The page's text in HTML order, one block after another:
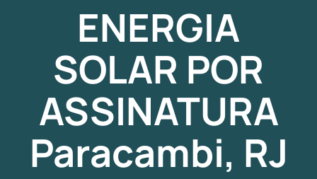
ENERGIA
SOLAR POR
ASSINATURA
Paracambi, RJ